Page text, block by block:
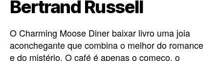
Bertrand Russell
O Charming Moose Diner baixar livro uma joia
aconchegante que combina o melhor do romance
e do mistério. O café é apenas o começo, o